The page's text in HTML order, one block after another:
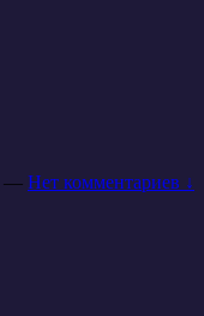
— Нет комментариев ↓